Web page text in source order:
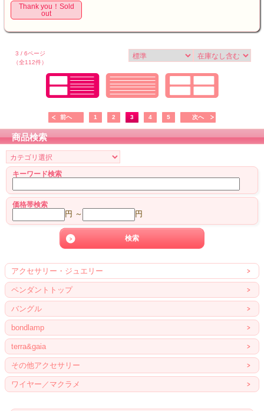
Thank you！Sold
out
3 / 6ページ
（全112件）
前へ 1 2 3 4 5 次へ
商品検索
キーワード検索
価格帯検索
円 ～ 円
アクセサリー・ジュエリー
ペンダントトップ
バングル
bondlamp
terra&gaia
その他アクセサリー
ワイヤー／マクラメ